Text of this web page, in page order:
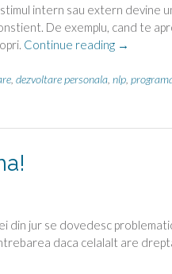
intern sau extern devine
De exemplu, cand te
Continue reading
“Ancora
Nlp”
→
dezvoltare personala nlp
din jur se dovedesc
daca celalalt are